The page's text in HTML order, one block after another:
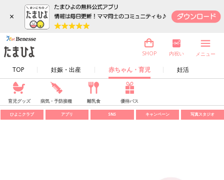
×
TOP 妊娠・出産 赤ちゃん・育児 妊活
SHOP 内祝い メニュー
育児グッズ 病気・予防接種 離乳食 優待パス
ひよこクラブ アプリ SNS キャンペーン 写真スタジオ